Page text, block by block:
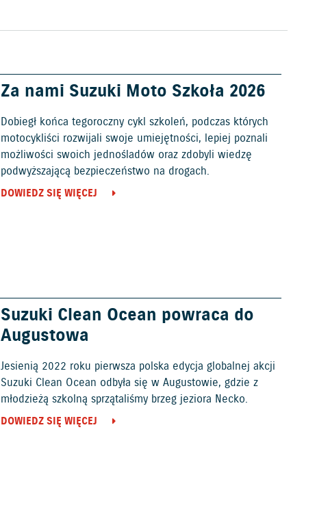
Za nami Suzuki Moto Szkoła 2026
Dobiegł końca tegoroczny cykl szkoleń, podczas których
motocykliści rozwijali swoje umiejętności, lepiej poznali
możliwości swoich jednośladów oraz zdobyli wiedzę
podwyższającą bezpieczeństwo na drogach.
DOWIEDZ SIĘ WIĘCEJ
Suzuki Clean Ocean powraca do
Augustowa
Jesienią 2022 roku pierwsza polska edycja globalnej akcji
Suzuki Clean Ocean odbyła się w Augustowie, gdzie z
młodzieżą szkolną sprzątaliśmy brzeg jeziora Necko.
DOWIEDZ SIĘ WIĘCEJ